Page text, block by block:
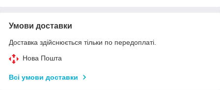
Умови доставки
Доставка здійснюється тільки по передоплаті.
Нова Пошта
Всі умови доставки